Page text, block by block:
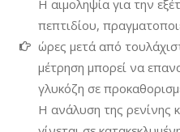
Η αιμοληψία για την
πεπτιδίου,
ώρες μετά από
μέτρηση μπορεί να
γλυκόζη σε
Η ανάλυση της ρενίνης